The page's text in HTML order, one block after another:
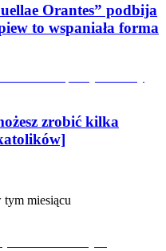
Orantes” podbija
to wspaniała forma
zrobić kilka
miesiącu